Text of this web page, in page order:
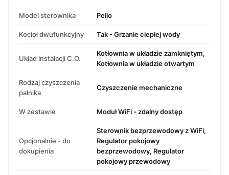
Model sterownika Pello
Kocioł dwufunkcyjny Tak - Grzanie ciepłej wody
Układ instalacji C.O.
Kotłownia w układzie zamkniętym,
Kotłownia w układzie otwartym
Rodzaj czyszczenia
palnika
Czyszczenie mechaniczne
W zestawie Moduł WiFi - zdalny dostęp
Opcjonalnie - do
dokupienia
Sterownik bezprzewodowy z WiFi,
Regulator pokojowy
bezprzewodowy, Regulator
pokojowy przewodowy